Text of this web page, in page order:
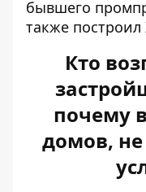
бывшего
также
Кто
почему
домов,